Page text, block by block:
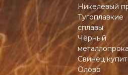
Никелевый
Тугоплавкие
сплавы
Чёрный
Свинец
Олово